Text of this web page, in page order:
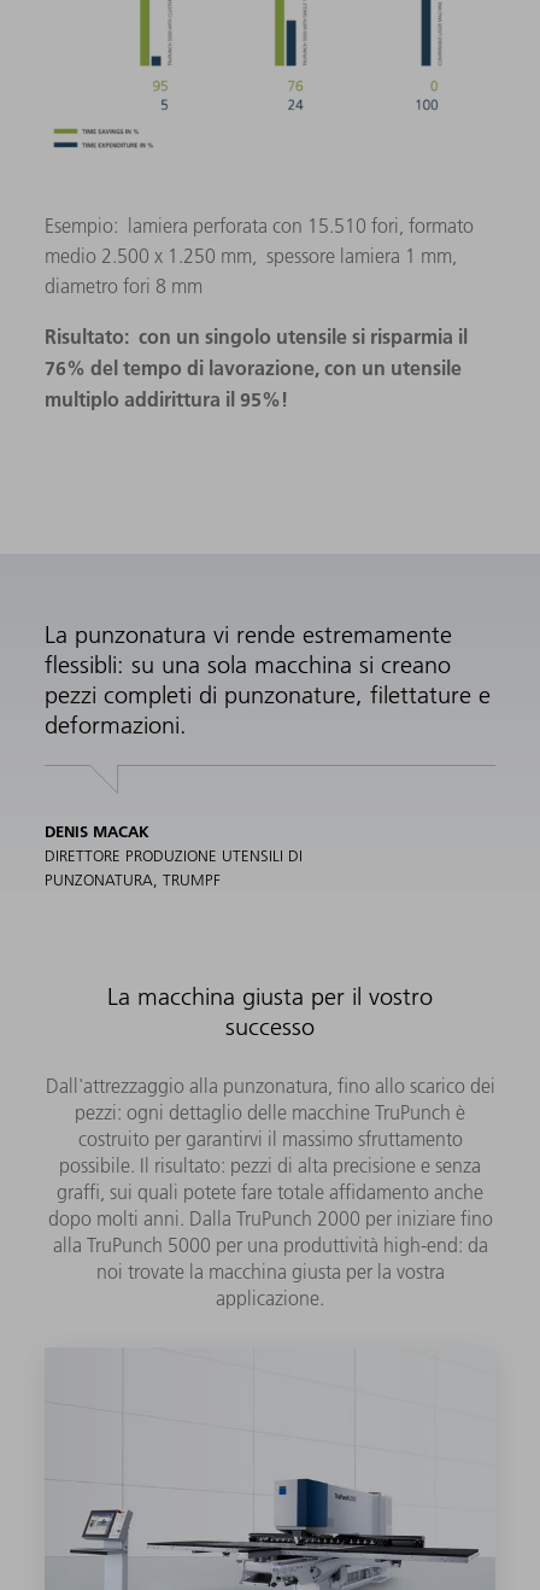
Esempio: lamiera perforata con 15.510 fori, formato
medio 2.500 x 1.250 mm, spessore lamiera 1 mm,
diametro fori 8 mm
Risultato: con un singolo utensile si risparmia il
76% del tempo di lavorazione, con un utensile
multiplo addirittura il 95%!
La punzonatura vi rende estremamente
flessibli: su una sola macchina si creano
pezzi completi di punzonature, filettature e
deformazioni.
DENIS MACAK
DIRETTORE PRODUZIONE UTENSILI DI
PUNZONATURA, TRUMPF
La macchina giusta per il vostro
successo
Dall'attrezzaggio alla punzonatura, fino allo scarico dei
pezzi: ogni dettaglio delle macchine TruPunch è
costruito per garantirvi il massimo sfruttamento
possibile. Il risultato: pezzi di alta precisione e senza
graffi, sui quali potete fare totale affidamento anche
dopo molti anni. Dalla TruPunch 2000 per iniziare fino
alla TruPunch 5000 per una produttività high-end: da
noi trovate la macchina giusta per la vostra
applicazione.